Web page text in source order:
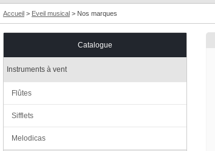
Accueil > Eveil musical > Nos marques
Catalogue
Instruments à vent
Flûtes
Sifflets
Melodicas